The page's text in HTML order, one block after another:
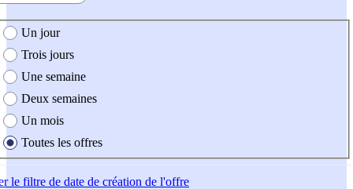
création de l'offre
Un jour
Trois jours
Une semaine
Deux semaines
Un mois
Toutes les offres
le filtre de date de création de l'offre